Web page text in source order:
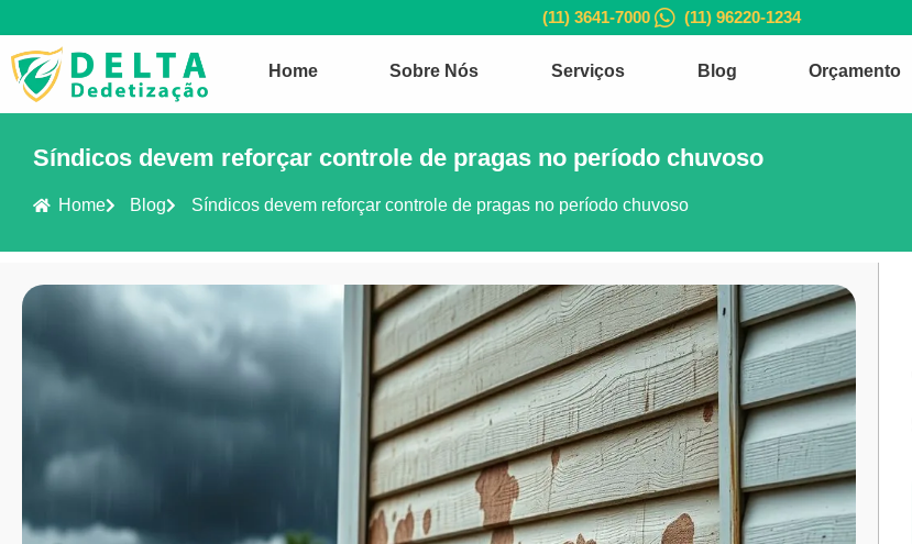
(11) 3641-7000 (11) 96220-1234
Home Sobre Nós Serviços Blog Orçamento
Síndicos devem reforçar controle de pragas no período chuvoso
Home Blog Síndicos devem reforçar controle de pragas no período chuvoso